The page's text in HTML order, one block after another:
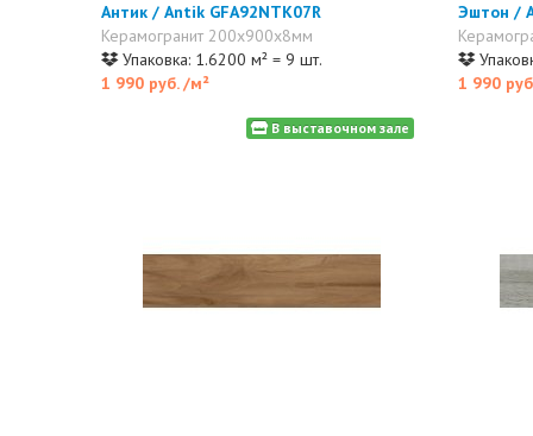
Антик / Antik GFA92NTK07R
Керамогранит 200x900x8мм
Упаковка: 1.6200 м² = 9 шт.
1 990 руб./м²
Эштон /
1 990
В выставочном зале